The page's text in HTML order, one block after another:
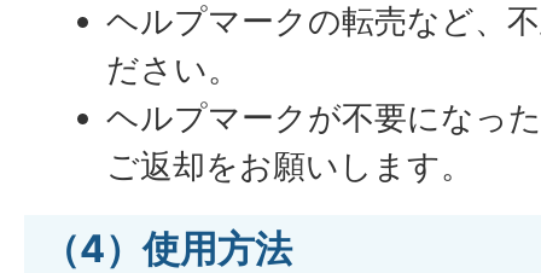
ヘルプマークの転売など、
ださい。
ヘルプマークが不要になっ
ご返却をお願いします。
（4）使用方法